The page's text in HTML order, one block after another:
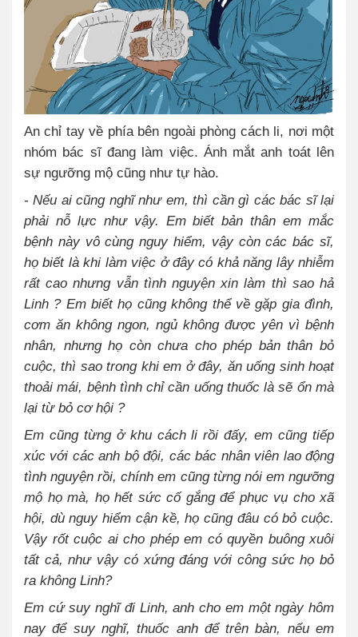
An chỉ tay về phía bên ngoài phòng cách li, nơi một
nhóm bác sĩ đang làm việc. Ánh mắt anh toát lên
sự ngưỡng mộ cũng như tự hào.
- Nếu ai cũng nghĩ như em, thì cần gì các bác sĩ lại
phải nỗ lực như vậy. Em biết bản thân em mắc
bệnh này vô cùng nguy hiểm, vậy còn các bác sĩ,
họ biết là khi làm việc ở đây có khả năng lây nhiễm
rất cao nhưng vẫn tình nguyện xin làm thì sao hả
Linh ? Em biết họ cũng không thể về gặp gia đình,
cơm ăn không ngon, ngủ không được yên vì bệnh
nhân, nhưng họ còn chưa cho phép bản thân bỏ
cuộc, thì sao trong khi em ở đây, ăn uống sinh hoạt
thoải mái, bệnh tình chỉ cần uống thuốc là sẽ ổn mà
lại từ bỏ cơ hội ?
Em cũng từng ở khu cách li rồi đấy, em cũng tiếp
xúc với các anh bộ đội, các bác nhân viên lao động
tình nguyện rồi, chính em cũng từng nói em ngưỡng
mộ họ mà, họ hết sức cố gắng để phục vụ cho xã
hội, dù nguy hiểm cận kề, họ cũng đâu có bỏ cuộc.
Vậy rốt cuộc ai cho phép em có quyền buông xuôi
tất cả, như vậy có xứng đáng với công sức họ bỏ
ra không Linh?
Em cứ suy nghĩ đi Linh, anh cho em một ngày hôm
nay để suy nghĩ, thuốc anh để trên bàn, nếu em